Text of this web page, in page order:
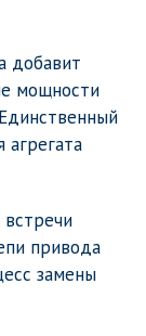
добавит
мощности
привода
замены